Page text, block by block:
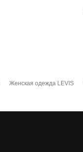
Женская одежда LEVIS